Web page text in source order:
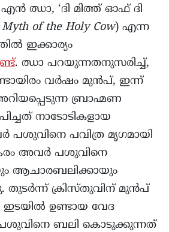
ഝാ, ‘ദി മിത്ത് ഓഫ് ദി
Myth of the Holy Cow) എന്ന
ഇക്കാര്യം
. ഝാ പറയുന്നതനുസരിച്ച്,
വർഷം മുൻപ്, ഇന്ന്
ബ്രാഹ്മണ
നാടോടികളായ
പശുവിനെ പവിത്ര മൃഗമായി
അവർ പശുവിനെ
ആചാരബലിക്കായും
തുടർന്ന് ക്രിസ്തുവിന് മുൻപ്
ഇടയിൽ ഉണ്ടായ വേദ
ബലി കൊടുക്കുന്നത്